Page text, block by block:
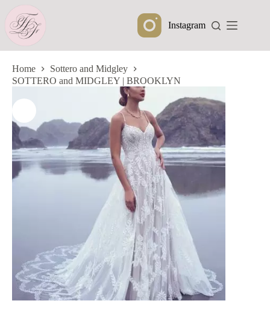
naar
inhoud
Instagram
Home
Sottero and Midgley
SOTTERO and MIDGLEY | BROOKLYN